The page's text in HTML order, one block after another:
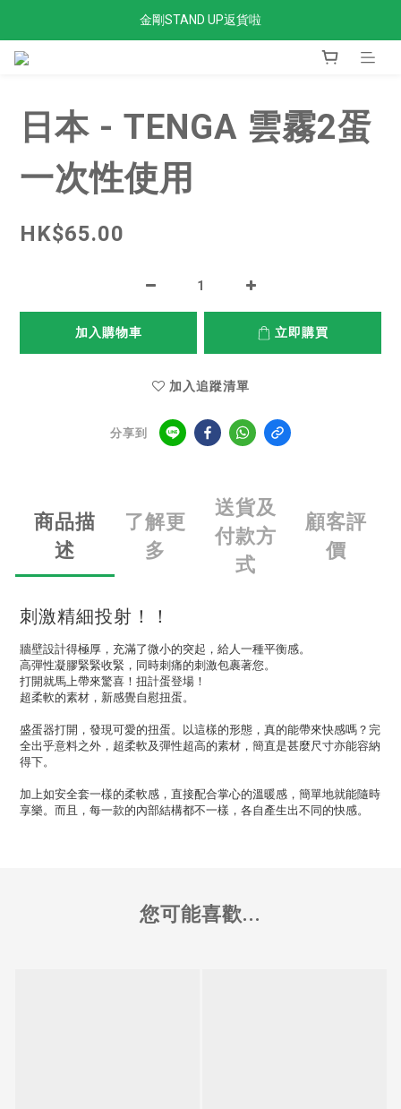
全單滿$300免運費
金剛STAND UP返貨啦
日本 - TENGA 雲霧2蛋
一次性使用
HK$65.00
加入購物車 立即購買
加入追蹤清單
分享到
商品描
述
了解更
多
送貨及
付款方
式
顧客評
價
刺激精細投射！！
牆壁設計得極厚，充滿了微小的突起，給人一種平衡感。
高彈性凝膠緊緊收緊，同時刺痛的刺激包裹著您。
打開就馬上帶來驚喜！扭計蛋登場！
超柔軟的素材，新感覺自慰扭蛋。
盛蛋器打開，發現可愛的扭蛋。以這樣的形態，真的能帶來快感嗎？完
全出乎意料之外，超柔軟及彈性超高的素材，簡直是甚麼尺寸亦能容納
得下。
加上如安全套一樣的柔軟感，直接配合掌心的溫暖感，簡單地就能隨時
享樂。而且，每一款的內部結構都不一樣，各自產生出不同的快感。
您可能喜歡...